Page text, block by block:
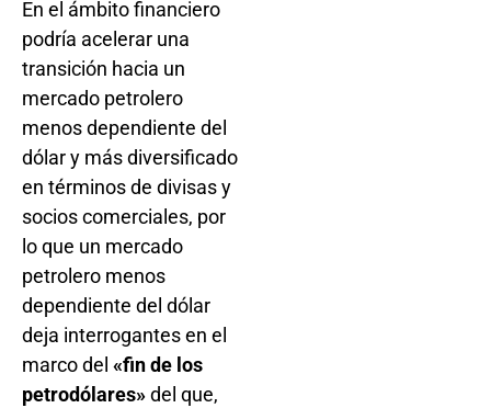
En el ámbito financiero
podría acelerar una
transición hacia un
mercado petrolero
menos dependiente del
dólar y más diversificado
en términos de divisas y
socios comerciales, por
lo que un mercado
petrolero menos
dependiente del dólar
deja interrogantes en el
marco del «fin de los
petrodólares»del que,